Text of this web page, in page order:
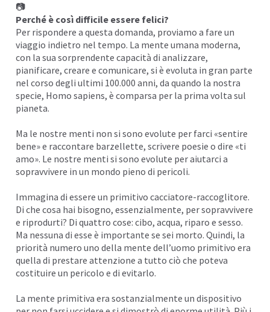
📷
Perché è così difficile essere felici?
Per rispondere a questa domanda, proviamo a fare un
viaggio indietro nel tempo. La mente umana moderna,
con la sua sorprendente capacità di analizzare,
pianificare, creare e comunicare, si è evoluta in gran parte
nel corso degli ultimi 100.000 anni, da quando la nostra
specie, Homo sapiens, è comparsa per la prima volta sul
pianeta.
Ma le nostre menti non si sono evolute per farci «sentire
bene» e raccontare barzellette, scrivere poesie o dire «ti
amo». Le nostre menti si sono evolute per aiutarci a
sopravvivere in un mondo pieno di pericoli.
Immagina di essere un primitivo cacciatore-raccoglitore.
Di che cosa hai bisogno, essenzialmente, per sopravvivere
e riprodurti? Di quattro cose: cibo, acqua, riparo e sesso.
Ma nessuna di esse è importante se sei morto. Quindi, la
priorità numero uno della mente dell’uomo primitivo era
quella di prestare attenzione a tutto ciò che poteva
costituire un pericolo e di evitarlo.
La mente primitiva era sostanzialmente un dispositivo